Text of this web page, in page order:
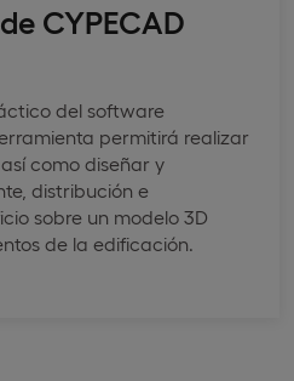
CYPECAD
del software
permitirá realizar
como diseñar y
distribución e
sobre un modelo 3D
de la edificación.